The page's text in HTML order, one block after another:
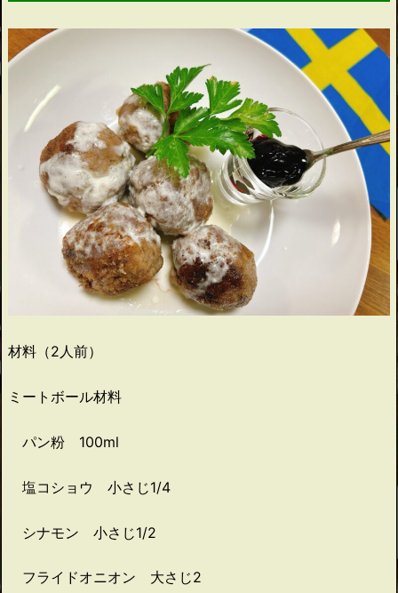
材料（2人前）
ミートボール材料
パン粉 100ml
塩コショウ 小さじ1/4
シナモン 小さじ1/2
フライドオニオン 大さじ2